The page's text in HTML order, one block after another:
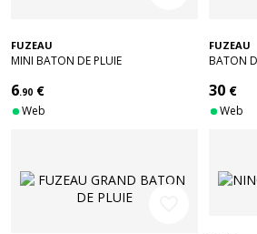
FUZEAU
MINI BATON DE PLUIE
6.90 €
Web
FUZEAU
BATON
30 €
Web